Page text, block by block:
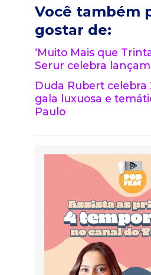
Você também
gostar de:
‘Muito Mais que
Serur celebra
Duda Rubert celebra
gala luxuosa e
Paulo